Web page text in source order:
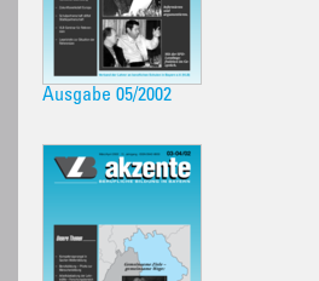
Ausgabe 05/2002